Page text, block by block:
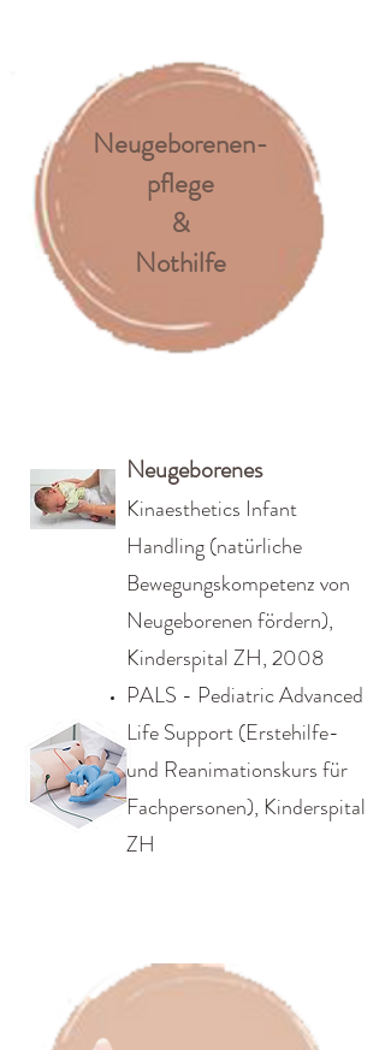
Neugeborenen-
pflege
&
Nothilfe
Neugeborenes
Kinaesthetics Infant
Handling (natürliche
Bewegungskompetenz von
Neugeborenen fördern),
Kinderspital ZH, 2008
PALS - Pediatric Advanced
Life Support (Erstehilfe-
und Reanimationskurs für
Fachpersonen), Kinderspital
ZH